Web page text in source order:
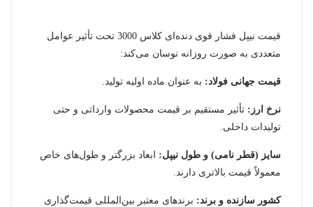
قیمت نیپل فشار قوی دنده‌ای کلاس 3000 تحت تأثیر عوامل
متعددی به صورت روزانه نوسان می‌کند:
قیمت جهانی فولاد: به عنوان ماده اولیه تولید.
نرخ ارز: تأثیر مستقیم بر قیمت محصولات وارداتی و حتی
تولیدات داخلی.
سایز (قطر نامی) و طول نیپل: ابعاد بزرگتر و طول‌های خاص
معمولاً قیمت بالاتری دارند.
کشور سازنده و برند: برندهای معتبر بین‌المللی قیمت‌گذاری